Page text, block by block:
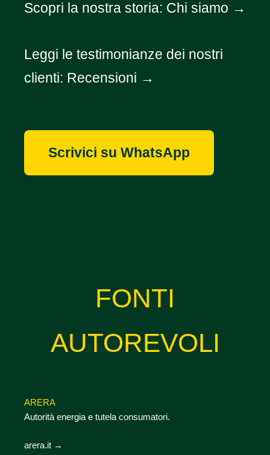
Scopri la nostra storia: Chi siamo →
Leggi le testimonianze dei nostri
clienti: Recensioni →
Scrivici su WhatsApp
FONTI
AUTOREVOLI
ARERA
Autorità energia e tutela consumatori.
arera.it →